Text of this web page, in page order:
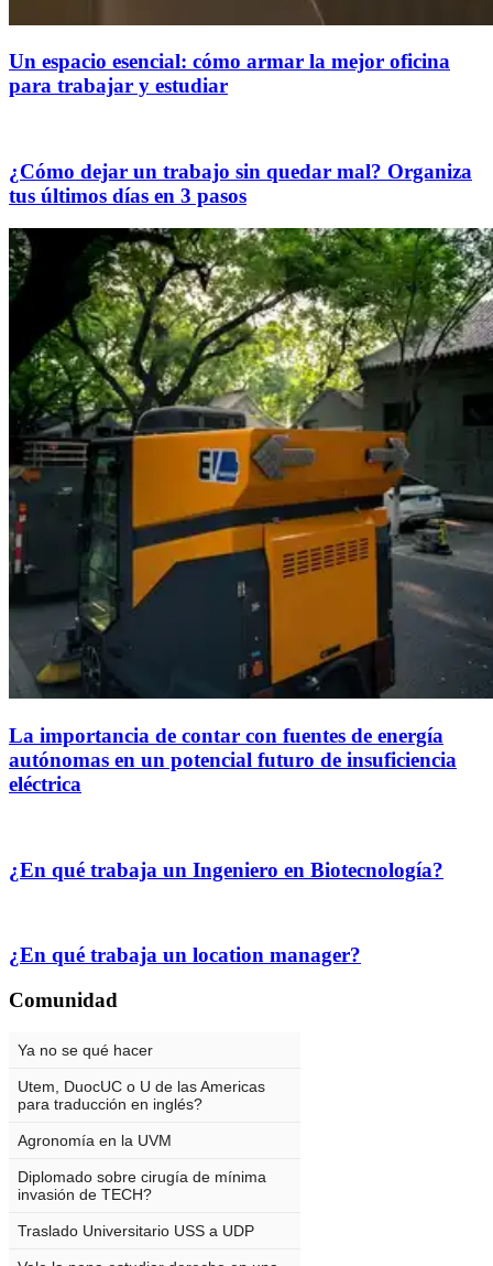
Un espacio esencial: cómo armar la mejor oficina
para trabajar y estudiar
¿Cómo dejar un trabajo sin quedar mal? Organiza
tus últimos días en 3 pasos
La importancia de contar con fuentes de energía
autónomas en un potencial futuro de insuficiencia
eléctrica
¿En qué trabaja un Ingeniero en Biotecnología?
¿En qué trabaja un location manager?
Comunidad